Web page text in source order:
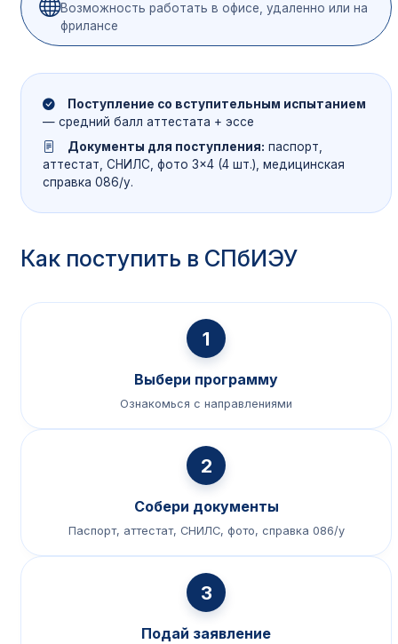
Возможность работать в офисе, удаленно или на
фрилансе
Поступление со вступительным испытанием
— средний балл аттестата + эссе
Документы для поступления: паспорт,
аттестат, СНИЛС, фото 3×4 (4 шт.), медицинская
справка 086/у.
Как поступить в СПбИЭУ
1
Выбери программу
Ознакомься с направлениями
2
Собери документы
Паспорт, аттестат, СНИЛС, фото, справка 086/у
3
Подай заявление